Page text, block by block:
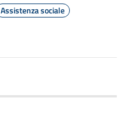
Assistenza sociale